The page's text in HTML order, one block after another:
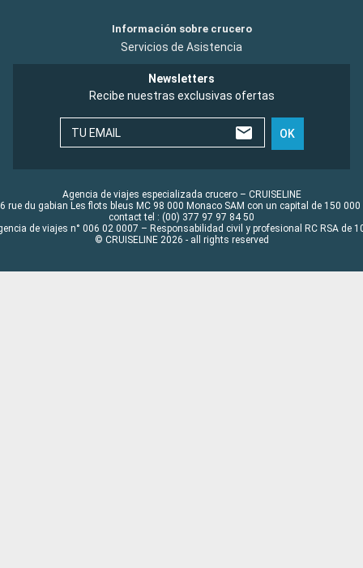
Información sobre crucero
Servicios de Asistencia
Newsletters
Recibe nuestras exclusivas ofertas
TU EMAIL OK
Agencia de viajes especializada crucero – CRUISELINE
rue du gabian Les flots bleus MC 98 000 Monaco SAM con un capital de 150 000
contact tel : (00) 377 97 97 84 50
de viajes n° 006 02 0007 – Responsabilidad civil y profesional RC RSA de
© CRUISELINE 2026 - all rights reserved